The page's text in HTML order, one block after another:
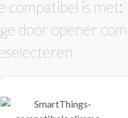
compatibel is met: